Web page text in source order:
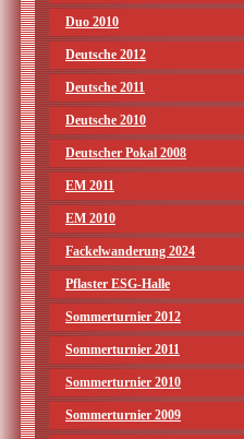
Duo 2010
Deutsche 2012
Deutsche 2011
Deutsche 2010
Deutscher Pokal 2008
EM 2011
EM 2010
Fackelwanderung 2024
Pflaster ESG-Halle
Sommerturnier 2012
Sommerturnier 2011
Sommerturnier 2010
Sommerturnier 2009